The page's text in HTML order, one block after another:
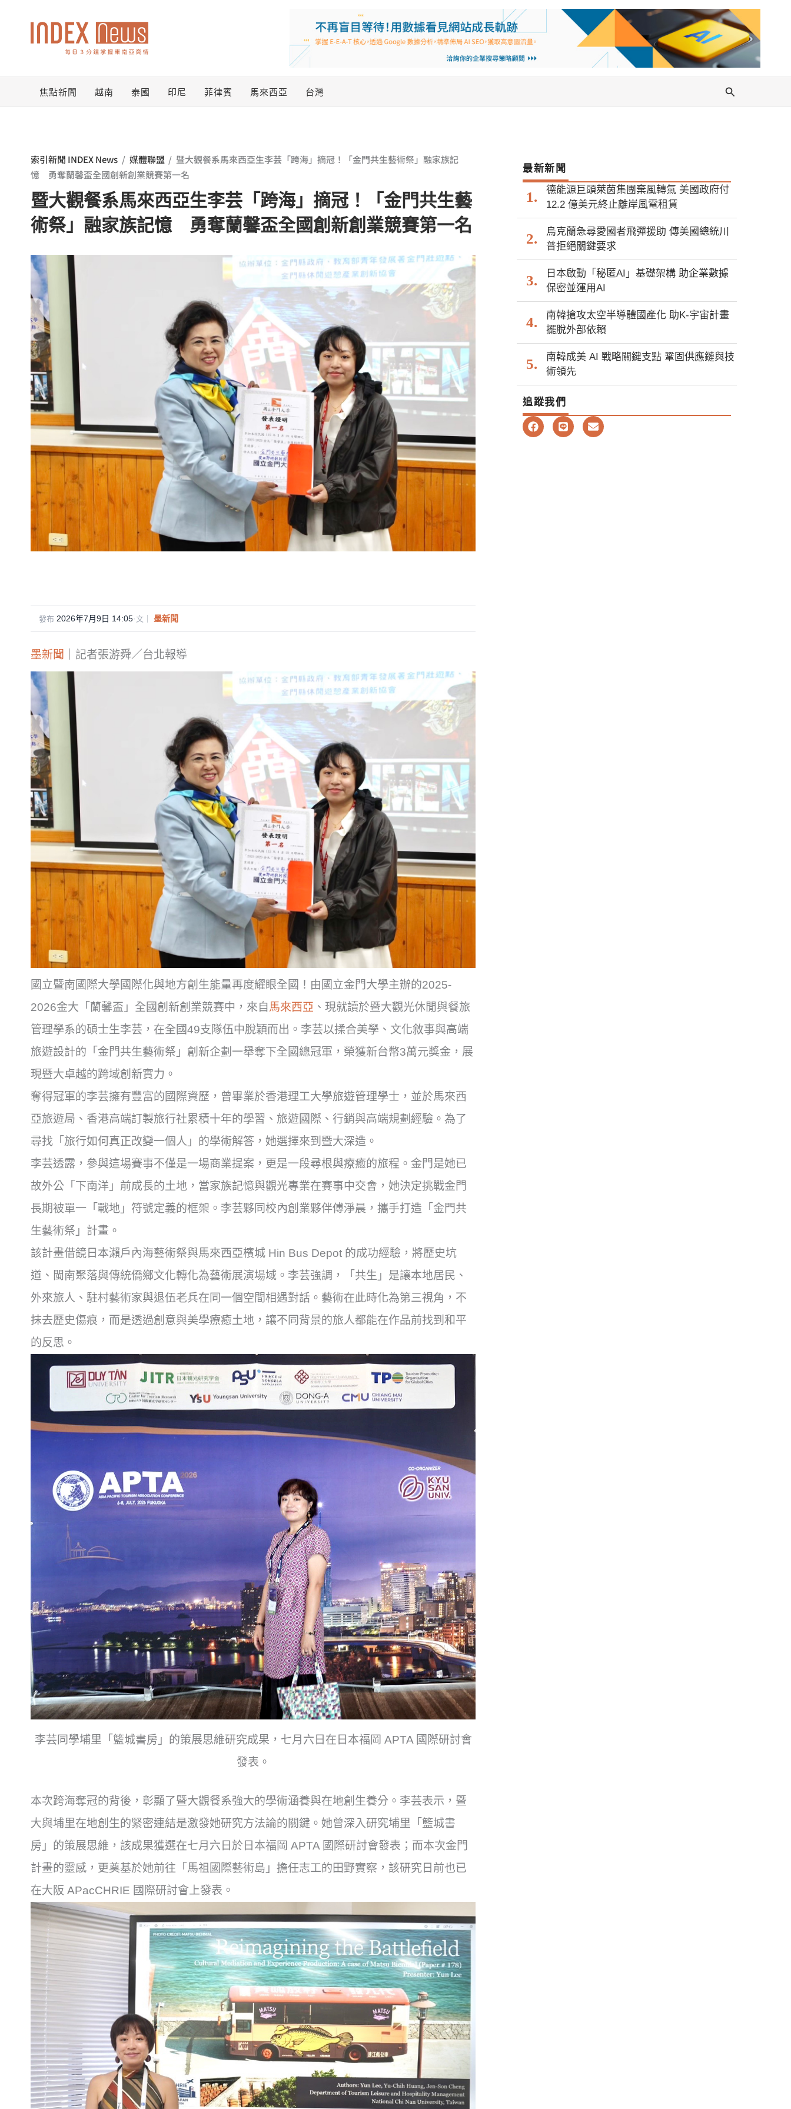
焦點新聞 越南 泰國 印尼 菲律賓 馬來西亞 台灣
搜
索引新聞 INDEX News / 媒體聯盟 / 暨大觀餐系馬來西亞生李芸「跨海」摘冠！「金門共生藝術祭」融家族記
憶 勇奪蘭馨盃全國創新創業競賽第一名
暨大觀餐系馬來西亞生李芸「跨海」摘冠！「金門共生藝
術祭」融家族記憶 勇奪蘭馨盃全國創新創業競賽第一名
發布 2026年7月9日 14:05·文｜ 墨新聞
墨新聞 ｜記者張游舜／台北報導
國立暨南國際大學國際化與地方創生能量再度耀眼全國！ 由國立金門大學主辦的2025-
2026金大「蘭馨盃」 全國創新創業競賽中，來自馬來西亞 、 現就讀於暨大觀光休閒與餐旅
管理學系的碩士生李芸， 在全國49支隊伍中脫穎而出。李芸以揉合美學、 文化敘事與高端
旅遊設計的「金門共生藝術祭」 創新企劃一舉奪下全國總冠軍，榮獲新台幣3萬元獎金， 展
現暨大卓越的跨域創新實力。
奪得冠軍的李芸擁有豐富的國際資歷， 曾畢業於香港理工大學旅遊管理學士，並於馬來西
亞旅遊局、 香港高端訂製旅行社累積十年的學習、旅遊國際、 行銷與高端規劃經驗。為了
尋找「旅行如何真正改變一個人」 的學術解答，她選擇來到暨大深造。
李芸透露，參與這場賽事不僅是一場商業提案， 更是一段尋根與療癒的旅程。金門是她已
故外公「下南洋」 前成長的土地，當家族記憶與觀光專業在賽事中交會， 她決定挑戰金門
長期被單一「戰地」符號定義的框架。 李芸夥同校內創業夥伴傅淨晨，攜手打造「金門共
生藝術祭」計畫。
該計畫借鏡日本瀨戶內海藝術祭與馬來西亞檳城 Hin Bus Depot 的成功經驗，將歷史坑
道、 閩南聚落與傳統僑鄉文化轉化為藝術展演場域。李芸強調，「共生」 是讓本地居民、
外來旅人、 駐村藝術家與退伍老兵在同一個空間相遇對話。 藝術在此時化為第三視角，不
抹去歷史傷痕， 而是透過創意與美學療癒土地， 讓不同背景的旅人都能在作品前找到和平
的反思。
李芸同學埔里「籃城書房」的策展思維研究成果，七月六日在日本福岡 APTA 國際研討會
發表。
本次跨海奪冠的背後， 彰顯了暨大觀餐系強大的學術涵養與在地創生養分。李芸表示， 暨
大與埔里在地創生的緊密連結是激發她研究方法論的關鍵。 她曾深入研究埔里「籃城書
房」的策展思維， 該成果獲選在七月六日於日本福岡 APTA 國際研討會發表；而本次金門
計畫的靈感，更奠基於她前往「 馬祖國際藝術島」擔任志工的田野實察，該研究日前也已
在大阪 APacCHRIE 國際研討會上發表。
最新新聞
德能源巨頭萊茵集團棄風轉氣 美國政府付
12.2 億美元終止離岸風電租賃
烏克蘭急尋愛國者飛彈援助 傳美國總統川
普拒絕關鍵要求
日本啟動「秘匿AI」基礎架構 助企業數據
保密並運用AI
南韓搶攻太空半導體國產化 助K-宇宙計畫
擺脫外部依賴
南韓成美 AI 戰略關鍵支點 鞏固供應鏈與技
術領先
追蹤我們
F
a
L
i
E
n